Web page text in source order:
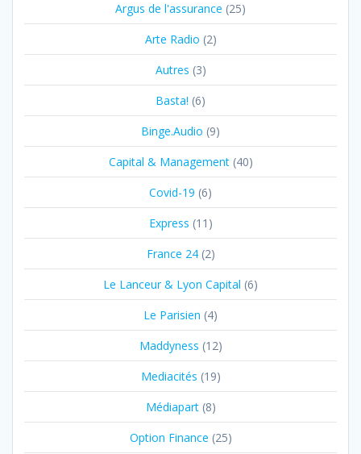
Argus de l'assurance (25)
Arte Radio (2)
Autres (3)
Basta! (6)
Binge.Audio (9)
Capital & Management(40)
Covid-19 (6)
Express (11)
France 24(2)
Le Lanceur & Lyon Capital (6)
Le Parisien (4)
Maddyness (12)
Mediacités (19)
Médiapart(8)
Option Finance (25)